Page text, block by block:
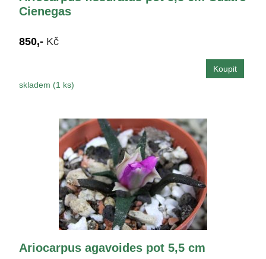
Cienegas
850,- Kč
skladem (1 ks)
Ariocarpus agavoides pot 5,5 cm